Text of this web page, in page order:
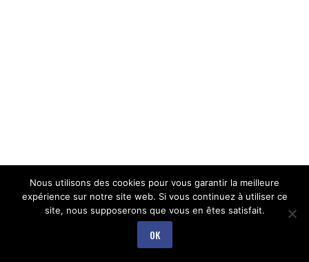
Nous utilisons des cookies pour vous garantir la meilleure
expérience sur notre site web. Si vous continuez à utiliser ce
site, nous supposerons que vous en êtes satisfait.
OK